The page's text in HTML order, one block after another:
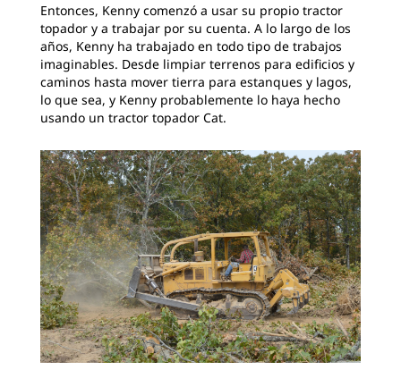
Entonces, Kenny comenzó a usar su propio tractor
topador y a trabajar por su cuenta. A lo largo de los
años, Kenny ha trabajado en todo tipo de trabajos
imaginables. Desde limpiar terrenos para edificios y
caminos hasta mover tierra para estanques y lagos,
lo que sea, y Kenny probablemente lo haya hecho
usando un tractor topador Cat.